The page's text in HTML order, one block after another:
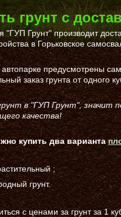
грунт с
"ГУП Грунт" производит
в Горьковское
предусмотрены
заказ грунта от одного
в "ГУП Грунт", значит
качества!
купить два варианта
;
грунт.
с ценами за грунт за 1